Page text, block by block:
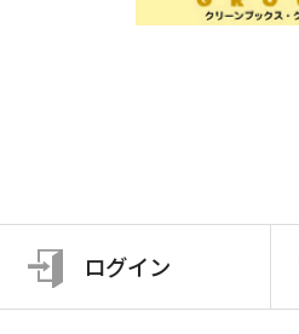
ログイン